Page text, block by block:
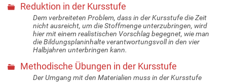
Reduktion in der Kursstufe
Dem verbreiteten Problem, dass in der Kursstufe die Zeit
nicht ausreicht, um die Stoffmenge unterzubringen, wird
hier mit einem realistischen Vorschlag begegnet, wie man
die Bildungsplaninhalte verantwortungsvoll in den vier
Halbjahren unterbringen kann.
Methodische Übungen in der Kursstufe
Der Umgang mit den Materialien muss in der Kursstufe